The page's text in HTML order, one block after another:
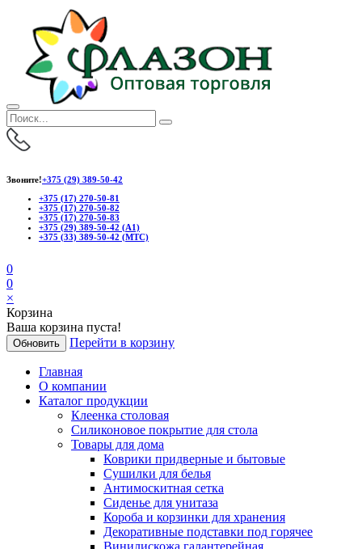
Звоните!+375 (29) 389-50-42
+375 (17) 270-50-81
+375 (17) 270-50-82
+375 (17) 270-50-83
+375 (29) 389-50-42 (А1)
+375 (33) 389-50-42 (МТС)
0
0
×
Корзина
Ваша корзина пуста!
Обновить Перейти в корзину
Главная
О компании
Каталог продукции
Клеенка столовая
Силиконовое покрытие для стола
Товары для дома
Коврики придверные и бытовые
Сушилки для белья
Антимоскитная сетка
Сиденье для унитаза
Короба и корзинки для хранения
Декоративные подставки под горячее
Винилискожа галантерейная